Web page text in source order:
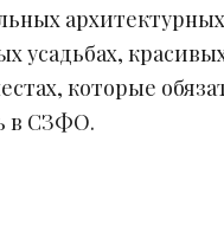
усадьбах,
которые
в СЗФО.